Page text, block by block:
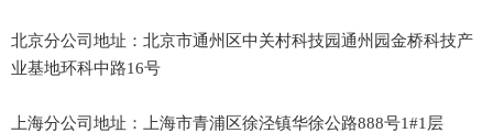
北京分公司地址：北京市通州区中关村科技园通州园金桥科技产
业基地环科中路16号
上海分公司地址：上海市青浦区徐泾镇华徐公路888号1#1层